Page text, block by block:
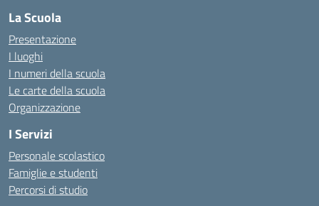
La Scuola
Presentazione
I luoghi
I numeri della scuola
Le carte della scuola
Organizzazione
I Servizi
Personale scolastico
Famiglie e studenti
Percorsi di studio